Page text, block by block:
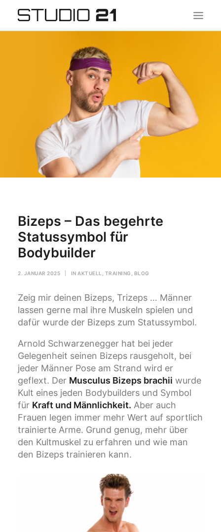
Bizeps – Das begehrte
Statussymbol für
Bodybuilder
2. JANUAR 2025 IN AKTUELL TRAINING BLOG
Zeig mir deinen Bizeps, Trizeps … Männer
lassen gerne mal ihre Muskeln spielen und
dafür wurde der Bizeps zum Statussymbol.
Arnold Schwarzenegger hat bei jeder
Gelegenheit seinen Bizeps rausgeholt, bei
jeder Männer Pose am Strand wird er
geflext. Der Musculus Bizeps brachii wurde
Kult eines jeden Bodybuilders und Symbol
für Kraft und Männlichkeit. Aber auch
Frauen legen immer mehr Wert auf sportlich
trainierte Arme. Grund genug, mehr über
den Kultmuskel zu erfahren und wie man
den Bizeps trainieren kann.